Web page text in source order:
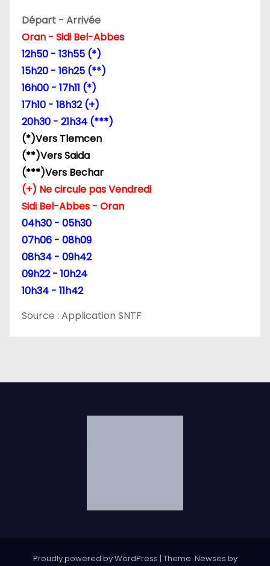
n
d
e
a
r
t
c
e
Départ - Arrivée
Oran - Sidi Bel-Abbes
12h50 - 13h55 (*)
15h20 - 16h25 (**)
16h00 - 17h11 (*)
17h10 - 18h32 (+)
20h30 - 21h34 (***)
(*)Vers Tlemcen
(**)Vers Saida
(***)Vers Bechar
(+) Ne circule pas Vendredi
Sidi Bel-Abbes - Oran
04h30 - 05h30
07h06 - 08h09
08h34 - 09h42
09h22 - 10h24
10h34 - 11h42
Source : Application SNTF
Proudly powered by WordPress | Theme: Newses by